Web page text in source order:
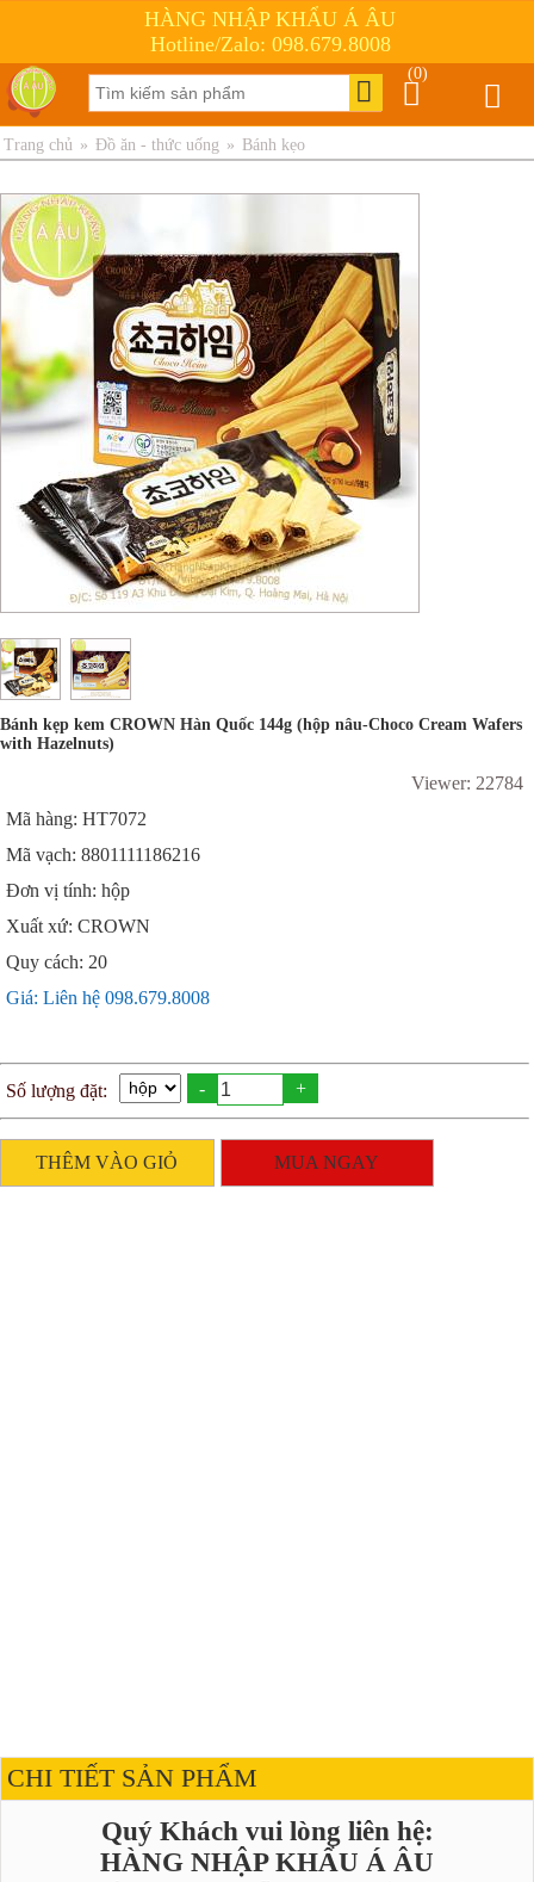
HÀNG NHẬP KHẨU Á ÂU
Hotline/Zalo: 098.679.8008
(0)
Trang chủ » Đồ ăn - thức uống » Bánh kẹo
Bánh kẹp kem CROWN Hàn Quốc 144g (hộp nâu-Choco Cream Wafers
with Hazelnuts)
Viewer: 22784
Mã hàng: HT7072
Mã vạch: 8801111186216
Đơn vị tính: hộp
Xuất xứ: CROWN
Quy cách: 20
Giá: Liên hệ 098.679.8008
Số lượng đặt: - +
THÊM VÀO GIỎ MUA NGAY
CHI TIẾT SẢN PHẨM
Quý Khách vui lòng liên hệ:
HÀNG NHẬP KHẨU Á ÂU